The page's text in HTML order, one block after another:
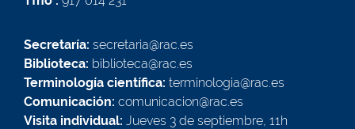
Secretaría: secretaria@rac.es
Biblioteca: biblioteca@rac.es
Terminología científica: terminologia@rac.es
Comunicación: comunicacion@rac.es
Visita individual: Jueves 3 de septiembre, 11h